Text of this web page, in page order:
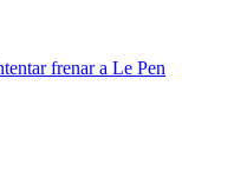
frenar a Le Pen